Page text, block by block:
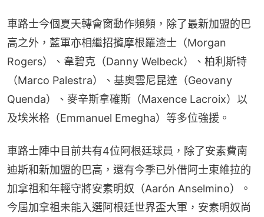
高之外，藍軍亦相繼招攬摩根羅渣士（Morgan
Rogers）、韋碧克（Danny Welbeck）、柏利斯特
（Marco Palestra）、基奧雲尼昆達（Geovany
Quenda）、麥辛斯拿確斯（Maxence Lacroix）以
及埃米格（Emmanuel Emegha）等多位強援。
迪斯和新加盟的巴高，還有今季已外借阿士東維拉的
加拿祖和年輕守將安素明奴（Aarón Anselmino）。
今屆加拿祖未能入選阿根廷世界盃大軍，安素明奴尚
未曾為大國腳上陣。